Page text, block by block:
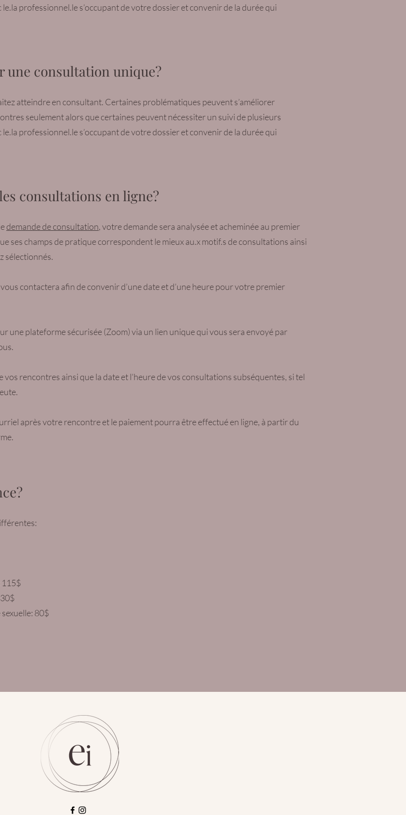
professionnel.le s’occupant de votre dossier et convenir de la durée qui
une consultation unique?
atteindre en consultant. Certaines problématiques peuvent s’améliorer
seulement alors que certaines peuvent nécessiter un suivi de plusieurs
professionnel.le s’occupant de votre dossier et convenir de la durée qui
consultations en ligne?
demande de consultation, votre demande sera analysée et acheminée au premier
ses champs de pratique correspondent le mieux au.x motif.s de consultations ainsi
sélectionnés.
contactera afin de convenir d’une date et d’une heure pour votre premier
une plateforme sécurisée (Zoom) via un lien unique qui vous sera envoyé par
rencontres ainsi que la date et l’heure de vos consultations subséquentes, si tel
après votre rencontre et le paiement pourra être effectué en ligne, à partir du
115$
80$